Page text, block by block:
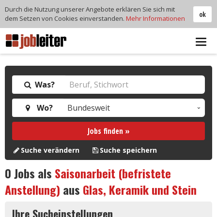
Was?
Wo?
Jobs finden »
Suche verändern Suche speichern
0Jobs als Saisonarbeit (befristete
Anstellung) aus Glas, Keramik und Stein
Ihre Sucheinstellungen
ok
Durch die Nutzung unserer Angebote erklären Sie sich mit
dem Setzen von Cookies einverstanden. Mehr Informationen